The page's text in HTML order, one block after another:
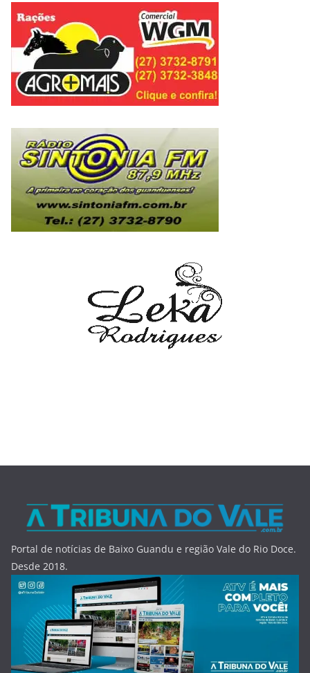
Portal de notícias de Baixo Guandu e região Vale do Rio Doce.
Desde 2018.